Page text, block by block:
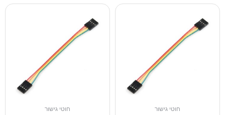
חוטי גישור חוטי גישור